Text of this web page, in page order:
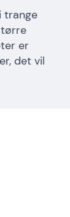
trange
er
det vil